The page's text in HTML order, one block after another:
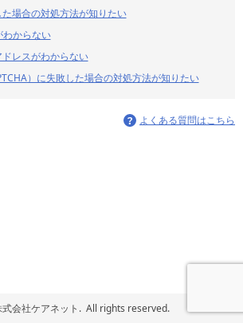
場合の対処方法が知りたい
からない
レスがわからない
）に失敗した場合の対処方法が知りたい
よくある質問はこちら
会社ケアネット. All rights reserved.